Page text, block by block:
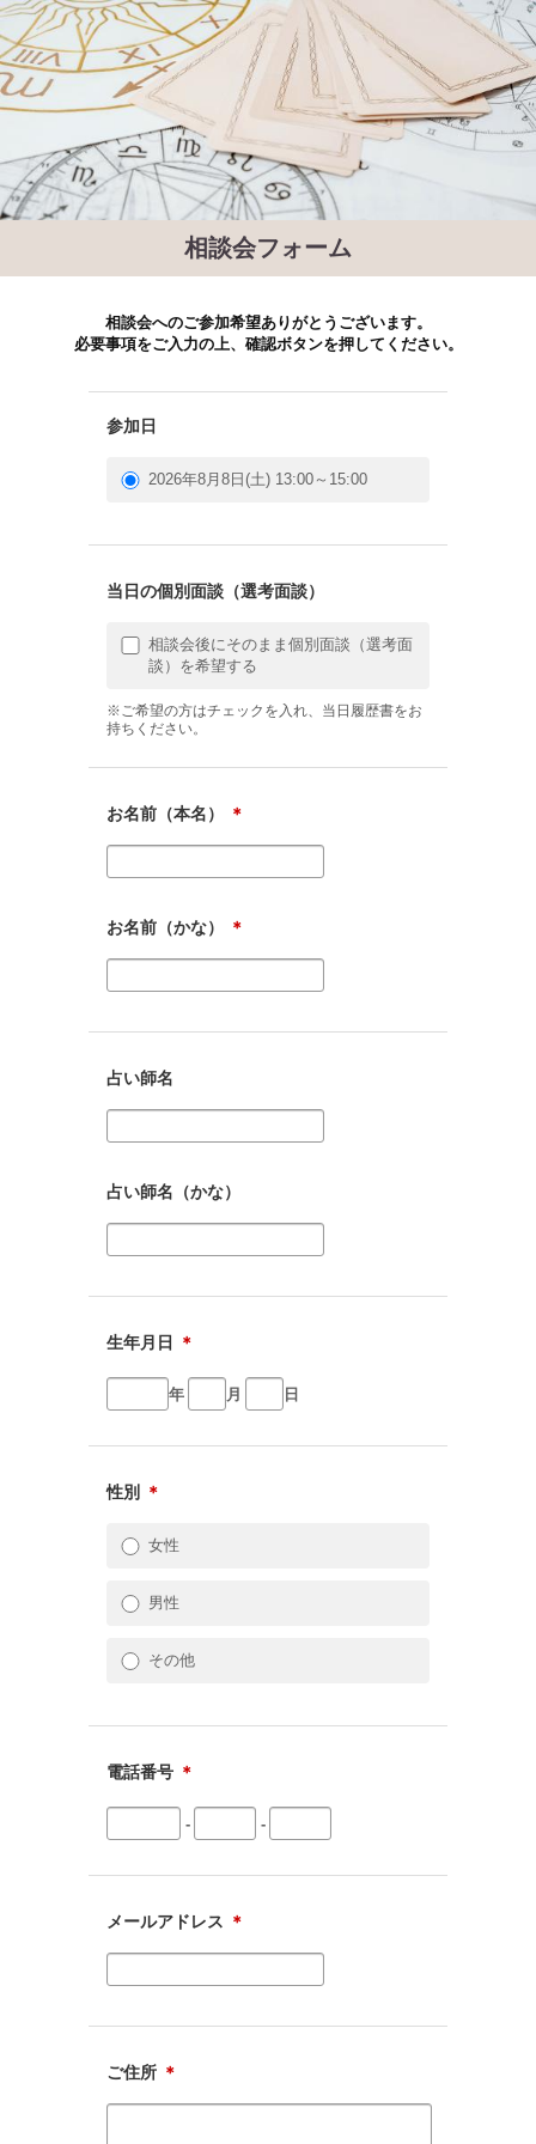
相談会フォーム
相談会へのご参加希望ありがとうございます。
必要事項をご入力の上、確認ボタンを押してください。
参加日
2026年8月8日(土) 13:00～15:00
当日の個別面談（選考面談）
相談会後にそのまま個別面談（選考面
談）を希望する
※ご希望の方はチェックを入れ、当日履歴書をお
持ちください。
お名前（本名） ＊
お名前（かな） ＊
占い師名
占い師名（かな）
生年月日 ＊
年 月 日
性別 ＊
女性
男性
その他
電話番号 ＊
- -
メールアドレス ＊
ご住所 ＊